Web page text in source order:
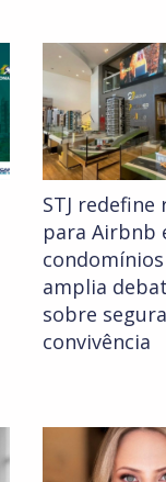
STJ redefine
para Airbnb
amplia
sobre
convivência